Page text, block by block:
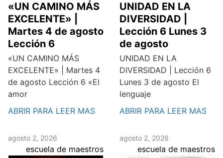
«UN CAMINO MÁS
EXCELENTE» |
Martes 4 de agosto
Lección 6
«UN CAMINO MÁS
EXCELENTE» | Martes 4
de agosto Lección 6 «El
amor
ABRIR PARA LEER MAS
UNIDAD EN LA
DIVERSIDAD |
Lección 6 Lunes 3
de agosto
UNIDAD EN LA
DIVERSIDAD | Lección 6
Lunes 3 de agosto El
lenguaje
ABRIR PARA LEER MAS
agosto 2, 2026
escuela de maestros
agosto 2, 2026
escuela de maestros